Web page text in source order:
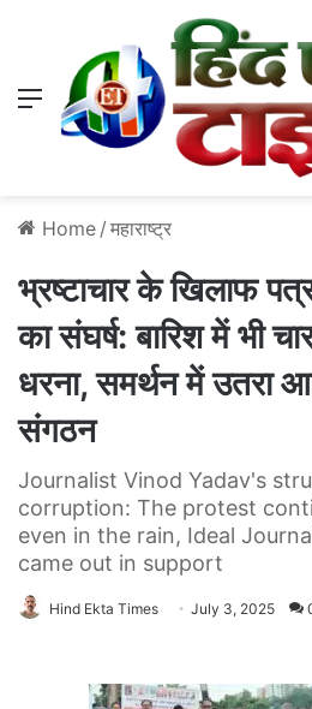
Menu
Home / महाराष्ट्र
भ्रष्टाचार के खिलाफ
का संघर्ष: बारिश में भी
धरना, समर्थन में उतरा
संगठन
Journalist Vinod Yadav's
corruption: The protest
even in the rain, Ideal
came out in support
Hind Ekta Times July 3, 2025